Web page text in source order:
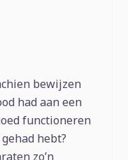
bewijzen
had aan een
functioneren
hebt?
zo’n